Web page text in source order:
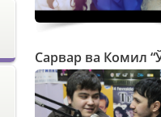
Сарвар ва Комил